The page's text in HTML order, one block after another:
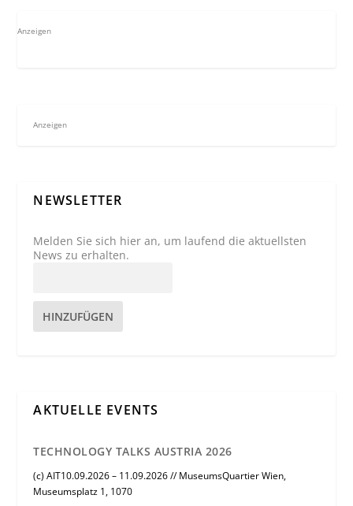
Anzeigen
Anzeigen
NEWSLETTER
Melden Sie sich hier an, um laufend die aktuellsten
News zu erhalten.
HINZUFÜGEN
AKTUELLE EVENTS
TECHNOLOGY TALKS AUSTRIA 2026
(c) AIT10.09.2026 – 11.09.2026 // MuseumsQuartier Wien,
Museumsplatz 1, 1070